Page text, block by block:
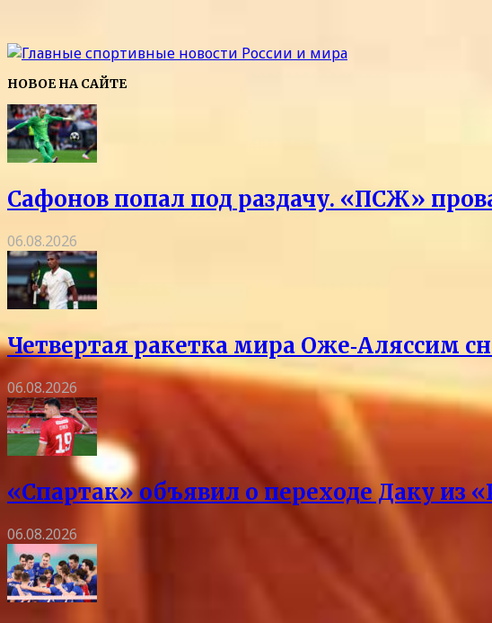
НОВОЕ НА САЙТЕ
Сафонов попал под раздачу. «ПСЖ»
06.08.2026
Четвертая ракетка мира Оже‑Аляссим
06.08.2026
«Спартак» объявил о переходе Даку из
06.08.2026